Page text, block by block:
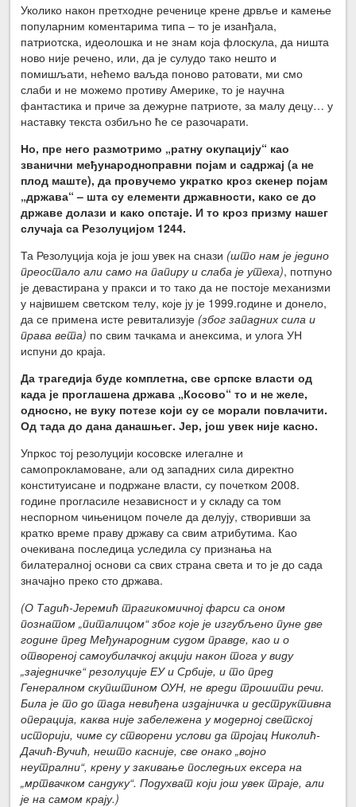
Уколико након претходне реченице крене дрвље и камење
популарним коментарима типа – то је изанђала,
патриотска, идеолошка и не знам која флоскула, да ништа
ново није речено, или, да је сулудо тако нешто и
помишљати, нећемо ваљда поново ратовати, ми смо
слаби и не можемо противу Америке, то је научна
фантастика и приче за дежурне патриоте, за малу децу… у
наставку текста озбиљно ће се разочарати.
Но, пре него размотримо „ратну окупацију“ као
званични међународноправни појам и садржај (а не
плод маште), да провучемо укратко кроз скенер појам
„држава“ – шта су елементи државности, како се до
државе долази и како опстаје. И то кроз призму нашег
случаја са Резолуцијом 1244.
Та Резолуција која је још увек на снази (што нам је једино
преостало али само на папиру и слаба је утеха), потпуно
је девастирана у пракси и то тако да не постоје механизми
у највишем светском телу, које ју је 1999.године и донело,
да се примена исте ревитализује (због западних сила и
права вета) по свим тачкама и анексима, и улога УН
испуни до краја.
Да трагедија буде комплетна, све српске власти од
када је проглашена држава „Косово“ то и не желе,
односно, не вуку потезе који су се морали повлачити.
Од тада до дана данашњег. Јер, још увек није касно.
Упркос тој резолуцији косовске илегалне и
самопрокламоване, али од западних сила директно
конституисане и подржане власти, су почетком 2008.
године прогласиле независност и у складу са том
неспорном чињеницом почеле да делују, створивши за
кратко време праву државу са свим атрибутима. Као
очекивана последица уследила су признања на
билатералној основи са свих страна света и то је до сада
значајно преко сто држава.
(О Тадић-Јеремић трагикомичној фарси са оном
познатом „питалицом“ због које је изгубљено пуне две
године пред Међународним судом правде, као и о
отвореној самоубилачкој акцији након тога у виду
„заједничке“ резолуције ЕУ и Србије, и то пред
Генералном скупштином ОУН, не вреди трошити речи.
Била је то до тада невиђена издајничка и деструктивна
операција, каква није забележена у модерној светској
историји, чиме су створени услови да тројац Николић-
Дачић-Вучић, нешто касније, све онако „војно
неутрални“, крену у закивање последњих ексера на
„мртвачком сандуку“. Подухват који још увек траје, али
је на самом крају.)